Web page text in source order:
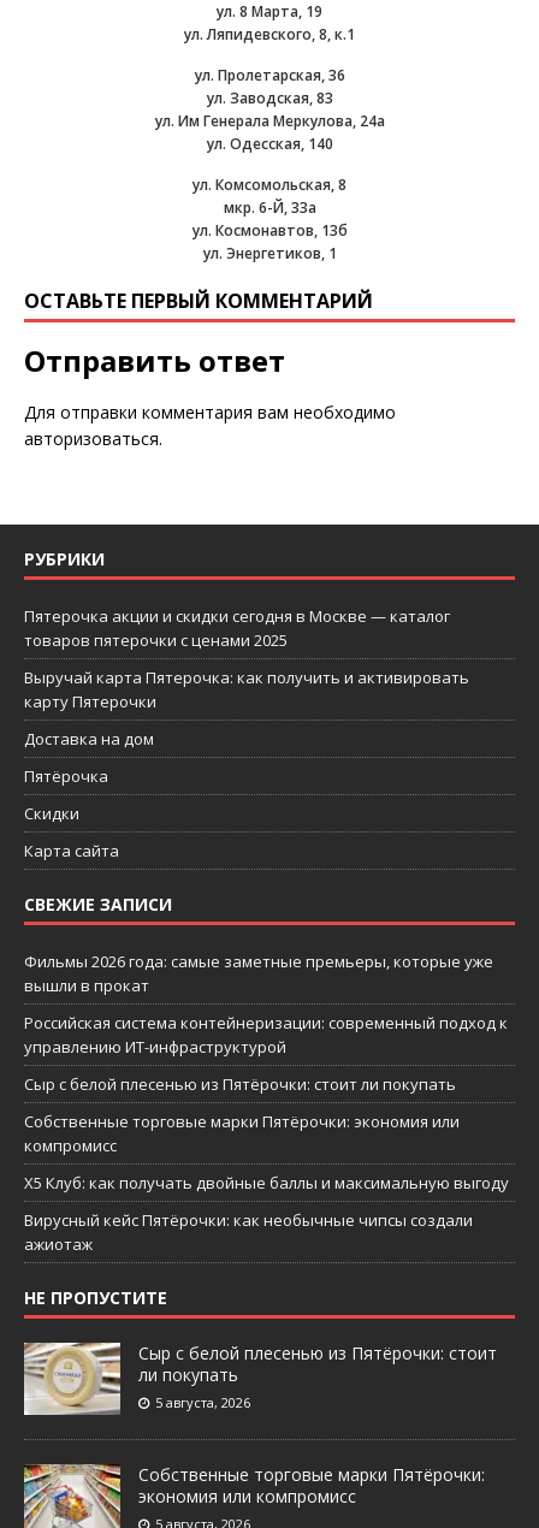
ул. 8 Марта, 19
ул. Ляпидевского, 8, к.1
ул. Пролетарская, 36
ул. Заводская, 83
ул. Им Генерала Меркулова, 24а
ул. Одесская, 140
ул. Комсомольская, 8
мкр. 6-Й, 33а
ул. Космонавтов, 13б
ул. Энергетиков, 1
ОСТАВЬТЕ ПЕРВЫЙ КОММЕНТАРИЙ
Отправить ответ
Для отправки комментария вам необходимо
авторизоваться.
РУБРИКИ
Пятерочка акции и скидки сегодня в Москве — каталог
товаров пятерочки с ценами 2025
Выручай карта Пятерочка: как получить и активировать
карту Пятерочки
Доставка на дом
Пятёрочка
Скидки
Карта сайта
СВЕЖИЕ ЗАПИСИ
Фильмы 2026 года: самые заметные премьеры, которые уже
вышли в прокат
Российская система контейнеризации: современный подход к
управлению ИТ-инфраструктурой
Сыр с белой плесенью из Пятёрочки: стоит ли покупать
Собственные торговые марки Пятёрочки: экономия или
компромисс
X5 Клуб: как получать двойные баллы и максимальную выгоду
Вирусный кейс Пятёрочки: как необычные чипсы создали
ажиотаж
НЕ ПРОПУСТИТЕ
Сыр с белой плесенью из Пятёрочки: стоит
ли покупать
5 августа, 2026
Собственные торговые марки Пятёрочки:
экономия или компромисс
5 августа, 2026